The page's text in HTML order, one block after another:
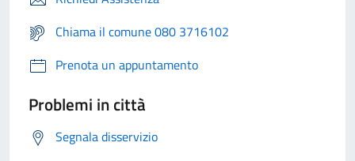
Chiama il comune 080 3716102
Prenota un appuntamento
Problemi in città
Segnala disservizio